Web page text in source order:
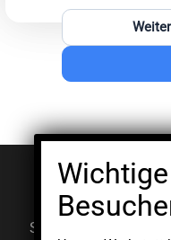
©
Impressum
Serviceleistungen,